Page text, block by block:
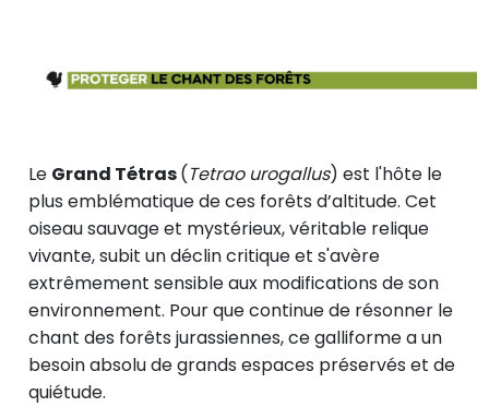
Le Grand Tétras(Tetrao urogallus) est l'hôte le
plus emblématique de ces forêts d’altitude. Cet
oiseau sauvage et mystérieux, véritable relique
vivante, subit un déclin critique et s'avère
extrêmement sensible aux modifications de son
environnement. Pour que continue de résonner le
chant des forêts jurassiennes, ce galliforme a un
besoin absolu de grands espaces préservés et de
quiétude.